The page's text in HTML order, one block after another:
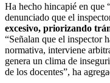
Ha hecho hincapié en que
denunciado que el
excesivo, priorizando
“Señalan que el inspector
normativa, interviene
genera un clima de
de los docentes”, ha